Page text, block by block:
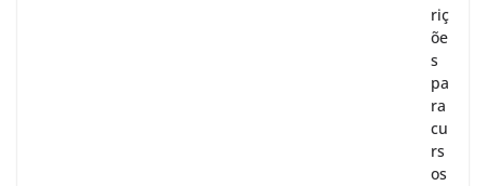
riç
õe
s
pa
ra
cu
rs
os